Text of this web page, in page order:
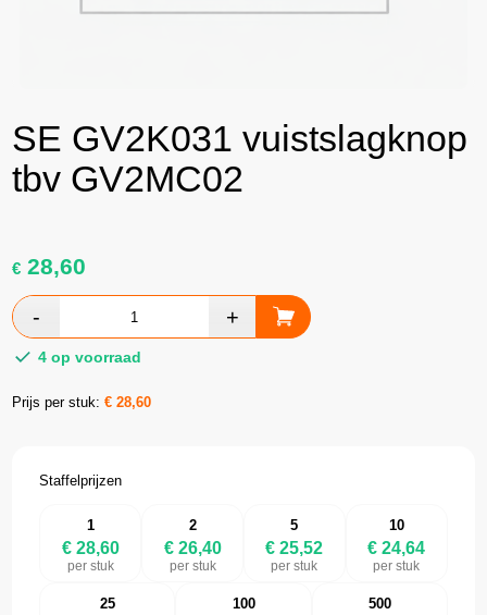
SE GV2K031 vuistslagknop
tbv GV2MC02
€ 28,60
4 op voorraad
Prijs per stuk:€28,60
Staffelprijzen
1
€ 28,60
per stuk
2
€ 26,40
per stuk
5
€ 25,52
per stuk
10
€ 24,64
per stuk
25 100 500